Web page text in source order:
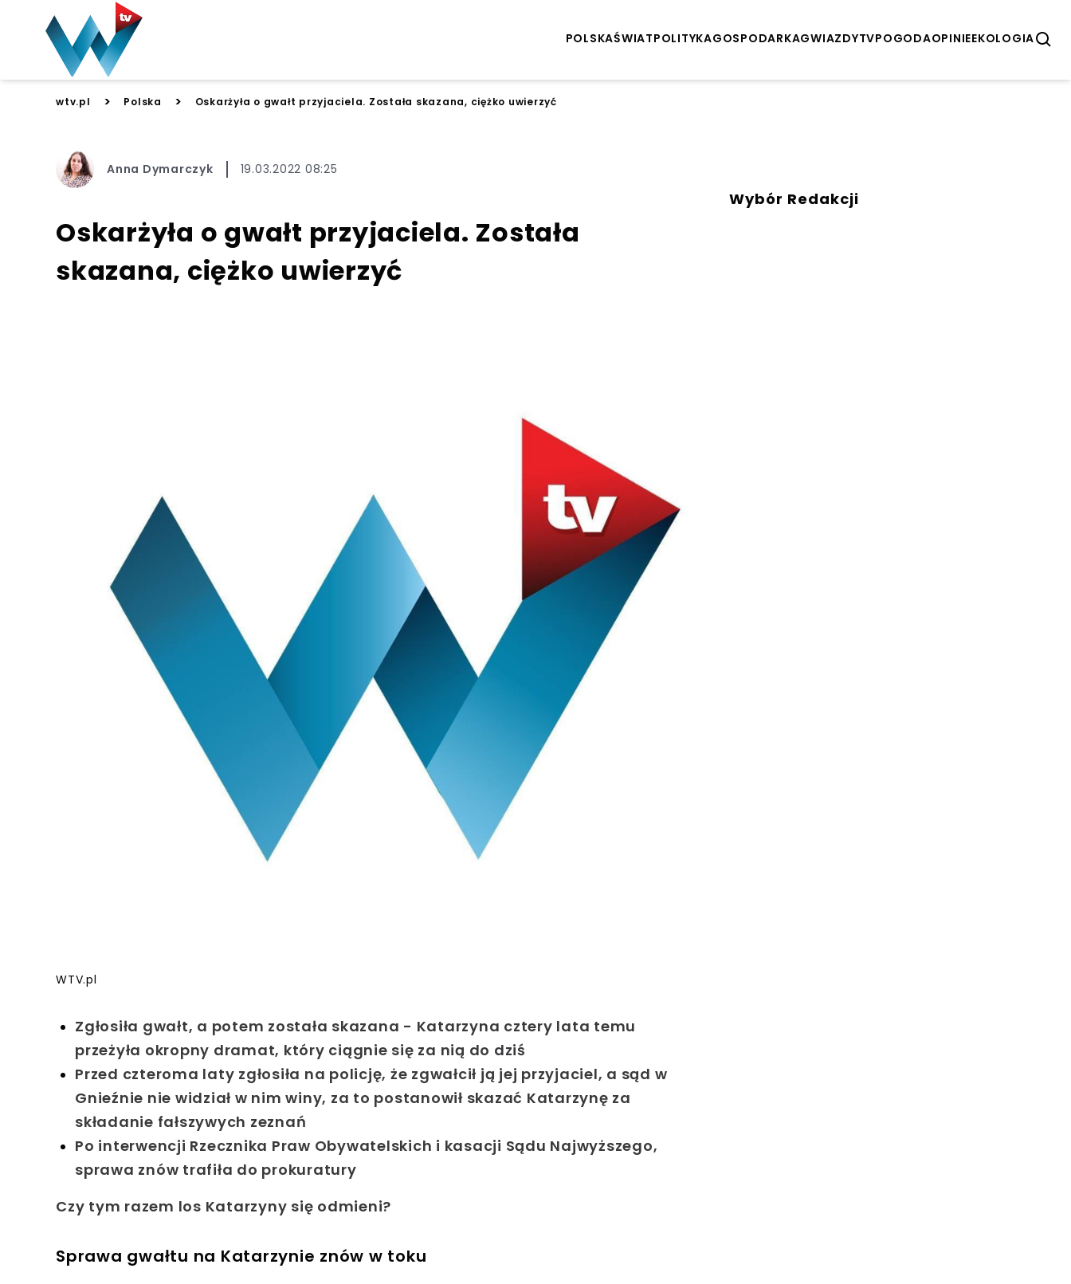
POLSKAŚWIATPOLITYKAGOSPODARKAGWIAZDYTVPOGODAOPINIEEKOLOGIA
wtv.pl > Polska > Oskarżyła o gwałt przyjaciela. Została skazana, ciężko uwierzyć
Anna Dymarczyk 19.03.2022 08:25
Oskarżyła o gwałt przyjaciela. Została
skazana, ciężko uwierzyć
WTV.pl
Zgłosiła gwałt, a potem została skazana - Katarzyna cztery lata temu
przeżyła okropny dramat, który ciągnie się za nią do dziś
Przed czteroma laty zgłosiła na policję, że zgwałcił ją jej przyjaciel, a sąd w
Gnieźnie nie widział w nim winy, za to postanowił skazać Katarzynę za
składanie fałszywych zeznań
Po interwencji Rzecznika Praw Obywatelskich i kasacji Sądu Najwyższego,
sprawa znów trafiła do prokuratury
Czy tym razem los Katarzyny się odmieni?
Sprawa gwałtu na Katarzynie znów w toku
Wybór Redakcji